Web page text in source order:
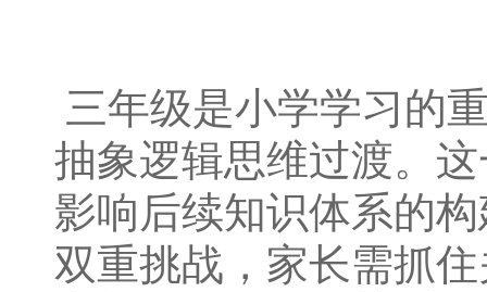
三年级是小学学习的
抽象逻辑思维过渡。
影响后续知识体系的
双重挑战，家长需抓